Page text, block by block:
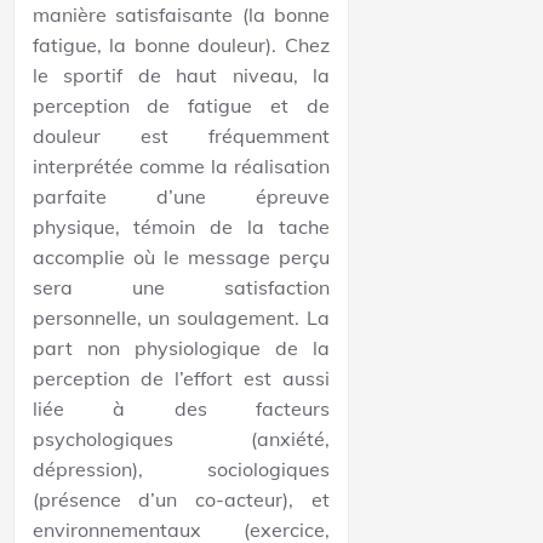
manière satisfaisante (la bonne
fatigue, la bonne douleur). Chez
le sportif de haut niveau, la
perception de fatigue et de
douleur est fréquemment
interprétée comme la réalisation
parfaite d’une épreuve
physique, témoin de la tache
accomplie où le message perçu
sera une satisfaction
personnelle, un soulagement. La
part non physiologique de la
perception de l’effort est aussi
liée à des facteurs
psychologiques (anxiété,
dépression), sociologiques
(présence d’un co-acteur), et
environnementaux (exercice,